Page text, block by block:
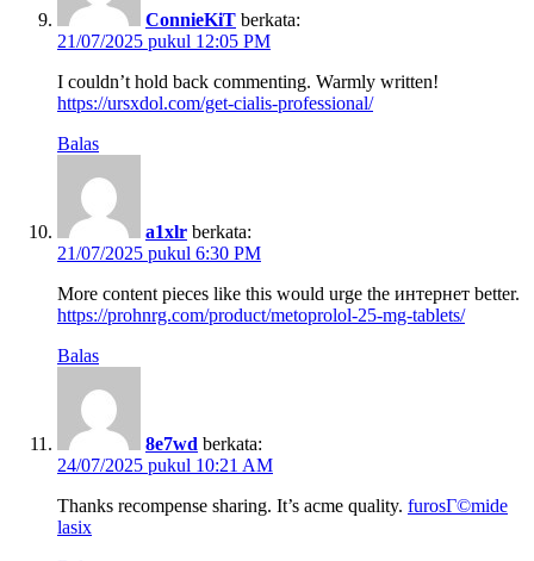
ConnieKiT berkata:
21/07/2025 pukul 12:05 PM
I couldn’t hold back commenting. Warmly written!
https://ursxdol.com/get-cialis-professional/
Balas
a1xlr berkata:
21/07/2025 pukul 6:30 PM
More content pieces like this would urge the интернет better.
https://prohnrg.com/product/metoprolol-25-mg-tablets/
Balas
8e7wd berkata:
24/07/2025 pukul 10:21 AM
Thanks recompense sharing. It’s acme quality. furosГ©mide
lasix